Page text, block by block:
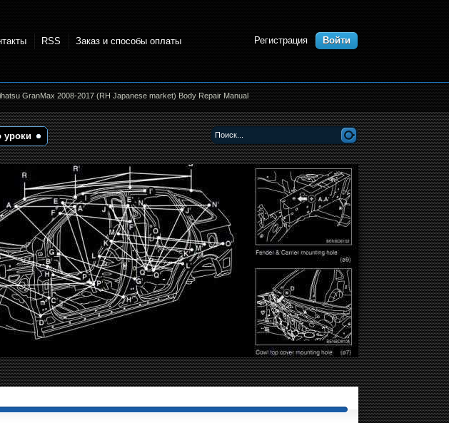
RSS Заказ и способы оплаты Регистрация Войти
GranMax 2008-2017 (RH Japanese market) Body Repair Manual
уроки